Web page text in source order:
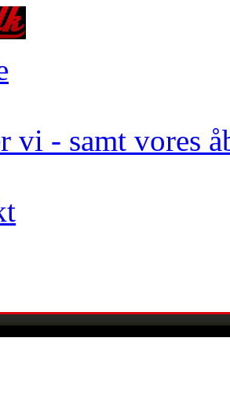
vi - samt vores